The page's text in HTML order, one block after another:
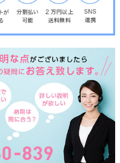
ました！
なオプションヘッドが魅力の痩身マシンが入
フルが入荷しました！早い者勝ちですお早め
い。ご利用お待ちしております!
した！
顔器）/ 8機能を搭載した多機能美顔器で
器）/ 吸引機能を搭載した現行モデルスチー
で話題のメディセルが入荷しました。
い。ご利用お待ちしております！
ました！